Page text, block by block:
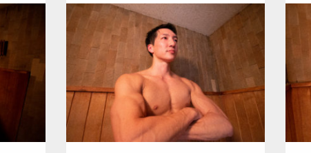
YOSHI
Update:2023.02.11
Category:筋肉銭湯2
AKIHITO(細マッチョ)
上腕三頭筋
管 川口 (埼玉)
ダウンロード